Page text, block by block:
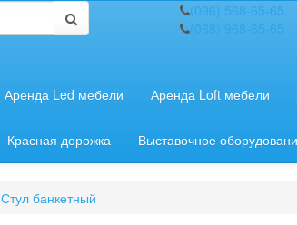
(096) 568-65-65
(068) 968-65-65
Аренда Led мебели Аренда Loft мебели
Красная дорожка Выставочное
Стул банкетный